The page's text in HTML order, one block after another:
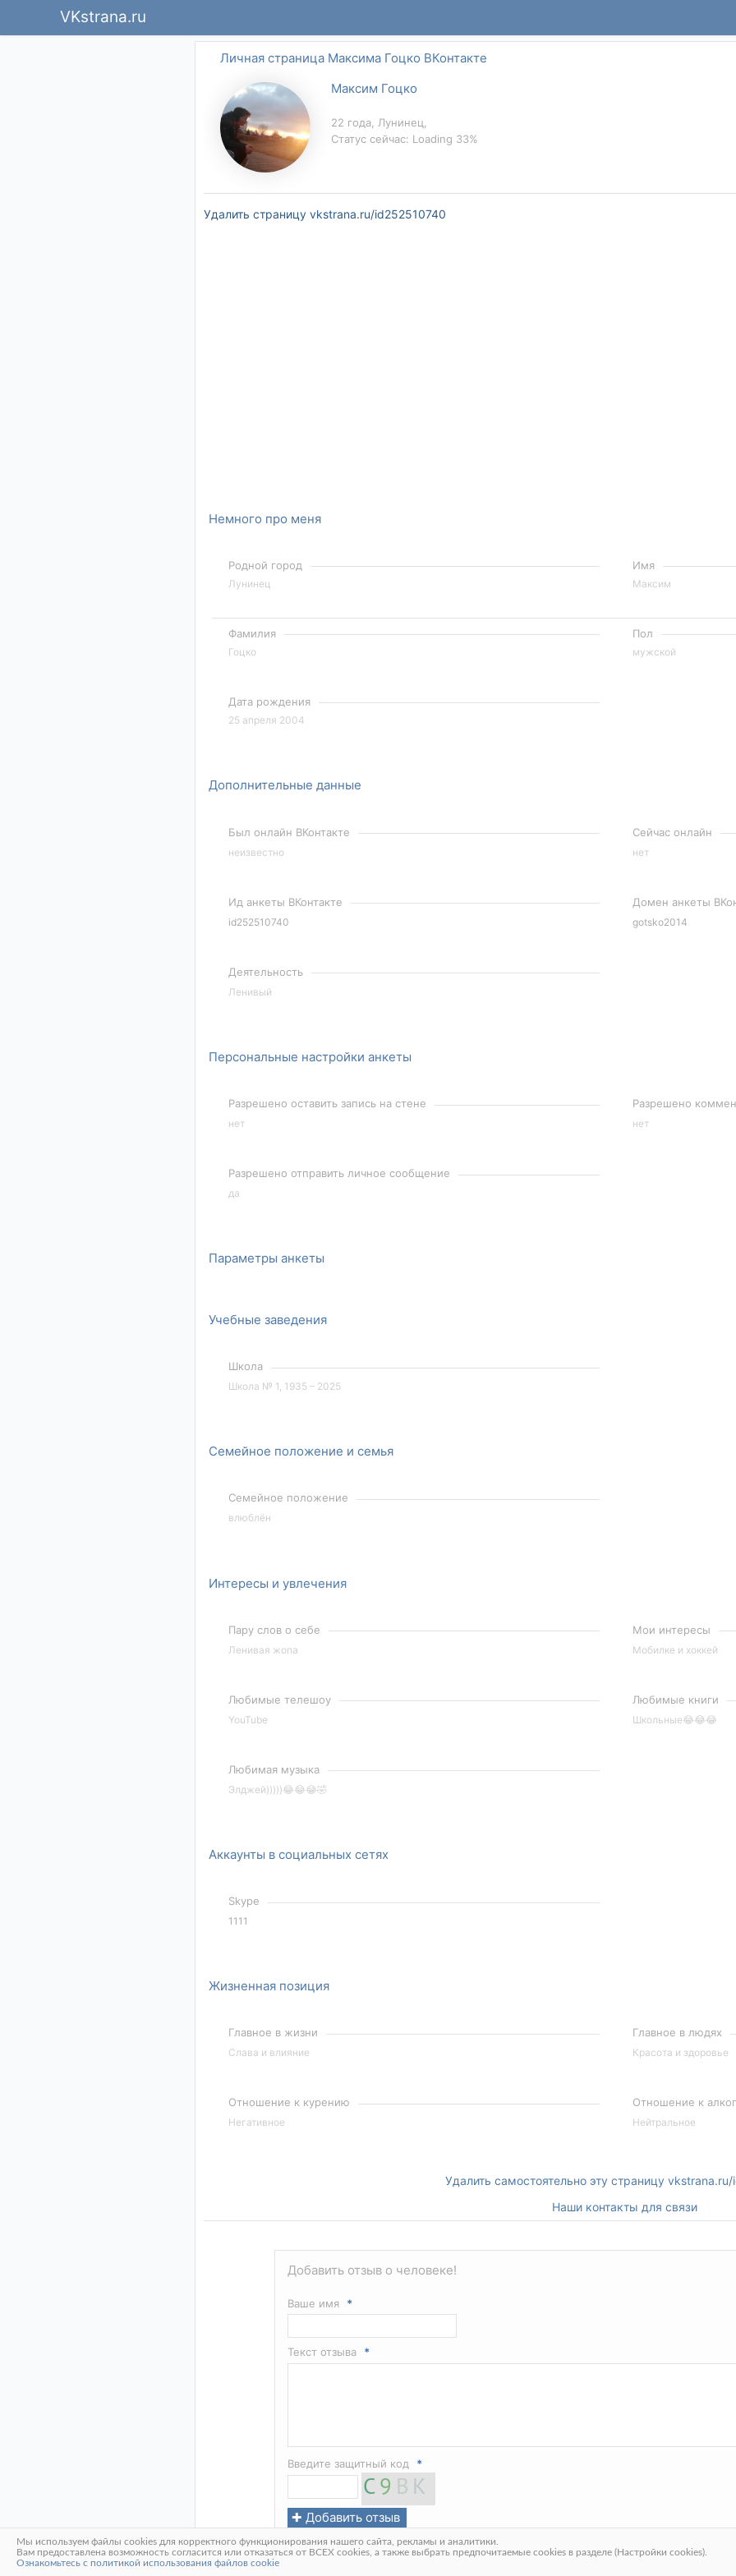
VKstrana.ru
Личная страница Максима Гоцко ВКонтакте
Максим Гоцко
22 года, Лунинец,
Статус сейчас: Loading 33%
Удалить страницу vkstrana.ru/id252510740
Немного про меня
Родной город
Лунинец
Имя
Максим
Фамилия
Гоцко
Пол
мужской
Дата рождения
25 апреля 2004
Дополнительные данные
Был онлайн ВКонтакте
неизвестно
Сейчас онлайн
нет
Ид анкеты ВКонтакте
id252510740
Домен анкеты
gotsko2014
Деятельность
Ленивый
Персональные настройки анкеты
Разрешено оставить запись на стене
нет
Разрешено
нет
Разрешено отправить личное сообщение
да
Параметры анкеты
Учебные заведения
Школа
Школа № 1, 1935 – 2025
Семейное положение и семья
Семейное положение
влюблён
Интересы и увлечения
Пару слов о себе
Ленивая жопа
Мои интересы
Мобилке и хоккей
Любимые телешоу
YouTube
Любимые книги
Школьные😂😂😂
Любимая музыка
Элджей)))))😂😂😂🤣
Аккаунты в социальных сетях
Skype
1111
Жизненная позиция
Главное в жизни
Слава и влияние
Главное в людях
Красота и здоровье
Отношение к курению
Негативное
Отношение к
Нейтральное
Удалить самостоятельно эту страницу
Наши контакты для связи
Добавить отзыв о человеке!
Ваше имя *
Текст отзыва *
Введите защитный код *
Мы используем файлы cookies для корректного функционирования нашего сайта, рекламы и аналитики.
Вам предоставлена возможность согласится или отказаться от ВСЕХ cookies, а также выбрать предпочитаемые cookies в разделе (Настройки cookies).
Ознакомьтесь с политикой использования файлов cookie